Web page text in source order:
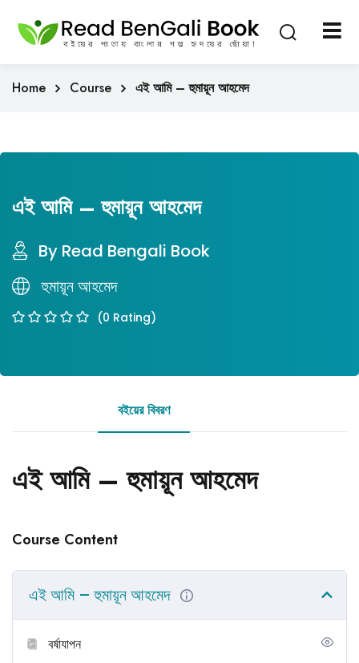
Home Course এই আমি – হুমায়ূন আহমেদ
এই আমি – হুমায়ূন আহমেদ
By Read Bengali Book
হুমায়ূন আহমেদ
(0 Rating)
বইয়ের বিবরণ
এই আমি – হুমায়ূন আহমেদ
Course Content
এই আমি – হুমায়ূন আহমেদ
বর্ষাযাপন
Sign in Sign up
Sign in
Remember me